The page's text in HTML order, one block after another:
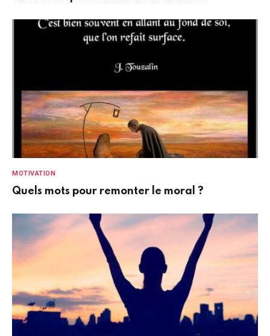
MOTIVATION
Quels mots pour remonter le moral ?